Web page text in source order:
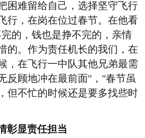
困难留给自己，选择坚守飞行
行，在岗在位过春节。在他看
的，钱也是挣不完的，亲情
的。作为责任机长的我们，在
，在飞行一中队其他兄弟最需
反顾地冲在最前面"，"春节虽
但不忙的时候还是要多找些时
彰显责任担当